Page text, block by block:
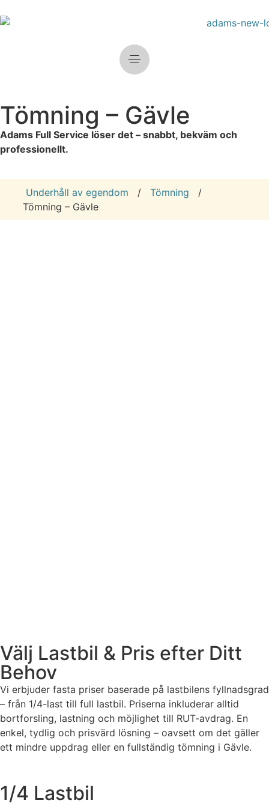
Tömning – Gävle
Adams Full Service löser det – snabbt, bekväm och
professionellt.
Underhåll av egendom / Tömning
/
Tömning – Gävle
Välj Lastbil & Pris efter Ditt
Behov
Vi erbjuder fasta priser baserade på lastbilens fyllnadsgrad
– från 1/4-last till full lastbil. Priserna inkluderar alltid
bortforsling, lastning och möjlighet till RUT-avdrag. En
enkel, tydlig och prisvärd lösning – oavsett om det gäller
ett mindre uppdrag eller en fullständig tömning i Gävle.
1/4 Lastbil